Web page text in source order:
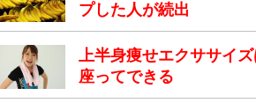
プした人が続出
上半身痩せエクササイ
座ってできる